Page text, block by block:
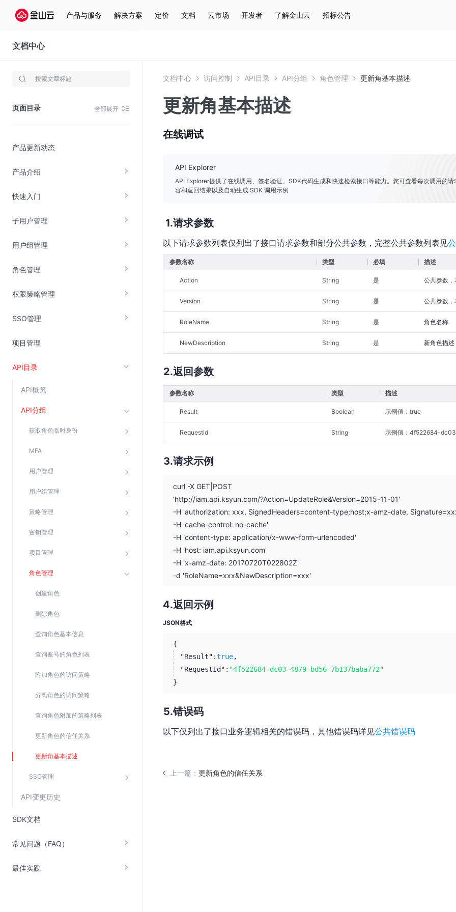
产品与服务 解决方案 定价 文档 云市场 开发者 了解金山云 招标公告
文档中心
访问控制
页面目录 全部展开
产品更新动态
产品介绍
快速入门
子用户管理
用户组管理
角色管理
权限策略管理
SSO管理
项目管理
API目录
API概览
API分组
获取角色临时身份
MFA
用户管理
用户组管理
策略管理
密钥管理
项目管理
角色管理
创建角色
删除角色
查询角色基本信息
查询账号的角色列表
附加角色的访问策略
分离角色的访问策略
查询角色附加的策略列表
更新角色的信任关系
更新角基本描述
SSO管理
API变更历史
SDK文档
常见问题（FAQ）
最佳实践
存储与云分发
云硬盘(EBS)
在线迁移服务
视频云服务
云直播(KLS)
边缘节点计算
金山云云防火墙
云堡垒机
高防IP(KAD)
Web应用防火墙(WAF)
密钥管理服务
文档中心 访问控制 API目录 API分组 角色管理 更新角基本描述
更新角基本描述
在线调试
API Explorer
API Explorer提供了在线调用、签名验证、SDK代码生成和快速检索接口等能力。您可査看每次调用的请
容和返回结果以及自动生成 SDK 调用示例
请求参数
以下请求参数列表仅列出了接口请求参数和部分公共参数，完整公共参数列表见
参数名称 类型 必填 描述
Action String 是 公共参数
Version String 是 公共参数
RoleName String 是 角色名称
NewDescription String 是 新角色描述
返回参数
参数名称 类型 描述
Result Boolean 示例值：true
RequestId String 示例值：4f522684-
请求示例
curl -X GET|POST
'http://iam.api.ksyun.com/?Action=UpdateRole&Version=2015-11-01'
-H 'authorization: xxx, SignedHeaders=content-type;host;x-amz-date,
-H 'cache-control: no-cache'
-H 'content-type: application/x-www-form-urlencoded'
-H 'host: iam.api.ksyun.com'
-H 'x-amz-date: 20170720T022802Z'
-d 'RoleName=xxx&NewDescription=xxx'
返回示例
JSON格式
{
"Result":true,
"RequestId": "4f522684-dc03-4879-bd56-7b137baba772"
}
错误码
以下仅列出了接口业务逻辑相关的错误码，其他错误码详见公共错误码
上一篇： 更新角色的信任关系